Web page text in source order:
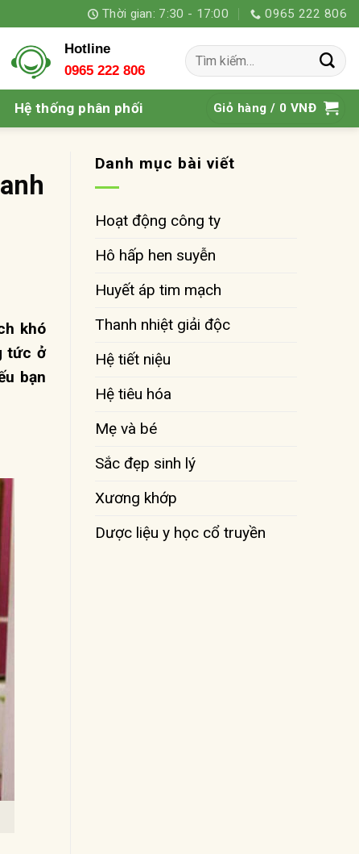
Thời gian: 7:30 - 17:00 0965 222 806
Hotline
0965 222 806
Tìm
kiếm:
Hệ thống phân phối Giỏ hàng / 0 VNĐ
khó
tức ở
bạn
Danh mục bài viết
Hoạt động công ty
Hô hấp hen suyễn
Huyết áp tim mạch
Thanh nhiệt giải độc
Hệ tiết niệu
Hệ tiêu hóa
Mẹ và bé
Sắc đẹp sinh lý
Xương khớp
Dược liệu y học cổ truyền